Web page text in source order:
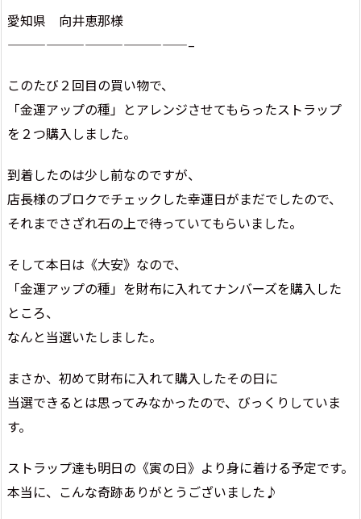
愛知県 向井恵那様
——————————————–
このたび２回目の買い物で、
「金運アップの種」とアレンジさせてもらったストラップ
を２つ購入しました。
到着したのは少し前なのですが、
店長様のブロクでチェックした幸運日がまだでしたので、
それまでさざれ石の上で待っていてもらいました。
そして本日は《大安》なので、
「金運アップの種」を財布に入れてナンバーズを購入した
ところ、
なんと当選いたしました。
まさか、初めて財布に入れて購入したその日に
当選できるとは思ってみなかったので、びっくりしていま
す。
ストラップ達も明日の《寅の日》より身に着ける予定です。
本当に、こんな奇跡ありがとうございました♪